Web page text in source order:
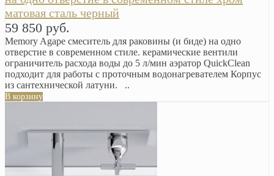
матовая сталь черный
59 850 руб.
Memory Agape смеситель для раковины (и биде) на одно
отверстие в современном стиле. керамические вентили
ограничитель расхода воды до 5 л/мин аэратор QuickClean
подходит для работы с проточным водонагревателем Корпус
из сантехнической латуни. ..
В корзину